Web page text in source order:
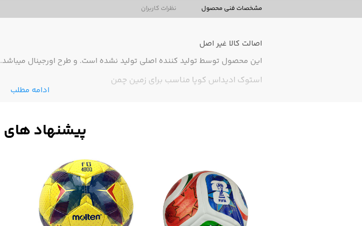
مشخصات فنی محصول نظرات کاربران
اصالت کالا غیر اصل
این محصول توسط تولید کننده اصلی تولید نشده است. و طرح اورجینال میباشد.
استوک ادیداس کوپا مناسب برای زمین چمن
ادامه مطلب